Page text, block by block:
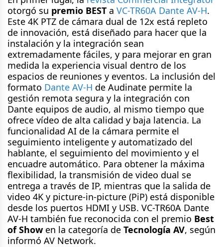
otorgó su premio BEST a VC-TR60A Dante AV-H.
Este 4K PTZ de cámara dual de 12x está repleto
de innovación, está diseñado para hacer que la
instalación y la integración sean
extremadamente fáciles, y para mejorar en gran
medida la experiencia visual dentro de los
espacios de reuniones y eventos. La inclusión del
formato Dante AV-H de Audinate permite la
gestión remota segura y la integración con
Dante equipos de audio, al mismo tiempo que
ofrece vídeo de alta calidad y baja latencia. La
funcionalidad AI de la cámara permite el
seguimiento inteligente y automatizado del
hablante, el seguimiento del movimiento y el
encuadre automático. Para obtener la máxima
flexibilidad, la transmisión de video dual se
entrega a través de IP, mientras que la salida de
video 4K y picture-in-picture (PiP) está disponible
desde los puertos HDMI y USB. VC-TR60A Dante
AV-H también fue reconocida con el premio Best
of Show en la categoría de Tecnología AV, según
informó AV Network.